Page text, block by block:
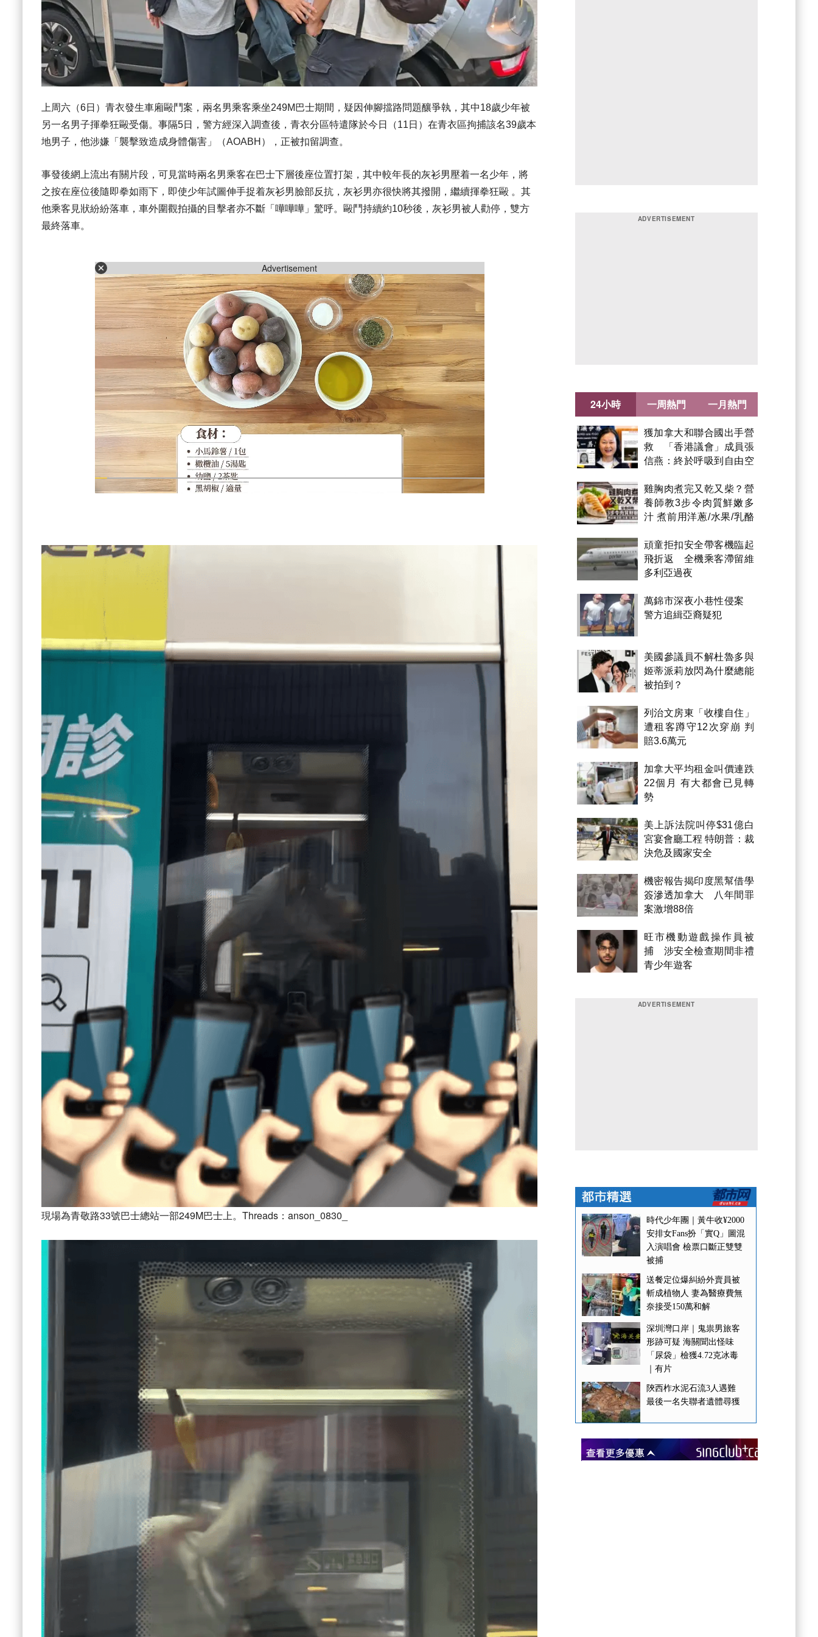
上周六（6日）青衣發生車廂毆鬥案，兩名男乘客乘坐249M巴士期間，疑因伸腳擋路問題釀爭執，其中18歲少年被
另一名男子揮拳狂毆受傷。事隔5日，警方經深入調查後，青衣分區特遣隊於今日（11日）在青衣區拘捕該名39歲本
地男子，他涉嫌「襲擊致造成身體傷害」（AOABH），正被扣留調查。
事發後網上流出有關片段，可見當時兩名男乘客在巴士下層後座位置打架，其中較年長的灰衫男壓着一名少年，將
之按在座位後隨即拳如雨下，即使少年試圖伸手捉着灰衫男臉部反抗，灰衫男亦很快將其撥開，繼續揮拳狂毆 。其
他乘客見狀紛紛落車，車外圍觀拍攝的目擊者亦不斷「嘩嘩嘩」驚呼。毆鬥持續約10秒後，灰衫男被人勸停，雙方
最終落車。
Advertisement
現場為青敬路33號巴士總站一部249M巴士上。Threads：anson_0830_
24小時
獲加拿大和聯合國出手營
救 「香港議會」成員張
信燕：終於呼吸到自由空
雞胸肉煮完又乾又柴？營
養師教3步令肉質鮮嫩多
汁 煮前用洋蔥/水果/乳酪
頑童拒扣安全帶客機臨起
飛折返 全機乘客滯留維
多利亞過夜
萬錦市深夜小巷性侵案
警方追緝亞裔疑犯
美國參議員不解杜魯多與
姬蒂派莉放閃為什麼總能
被拍到？
列治文房東「收樓自住」
遭租客蹲守12次穿崩 判
賠3.6萬元
加拿大平均租金叫價連跌
22個月 有大都會已見轉
勢
美上訴法院叫停$31億白
宮宴會廳工程 特朗普：裁
決危及國家安全
機密報告揭印度黑幫借學
簽滲透加拿大 八年間罪
案激增88倍
旺市機動遊戲操作員被
捕 涉安全檢查期間非禮
青少年遊客
一周熱門 一月熱門